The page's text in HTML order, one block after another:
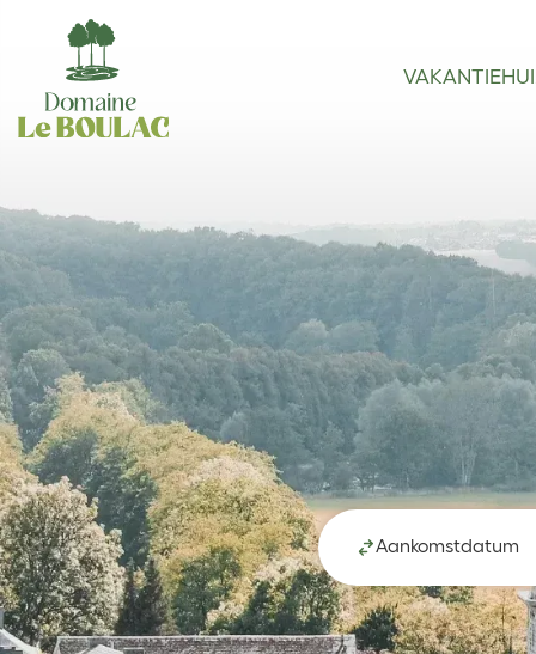
Aankomstdatum